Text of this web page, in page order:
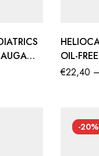
OIL-
GELIS
€22,40 –
-20%